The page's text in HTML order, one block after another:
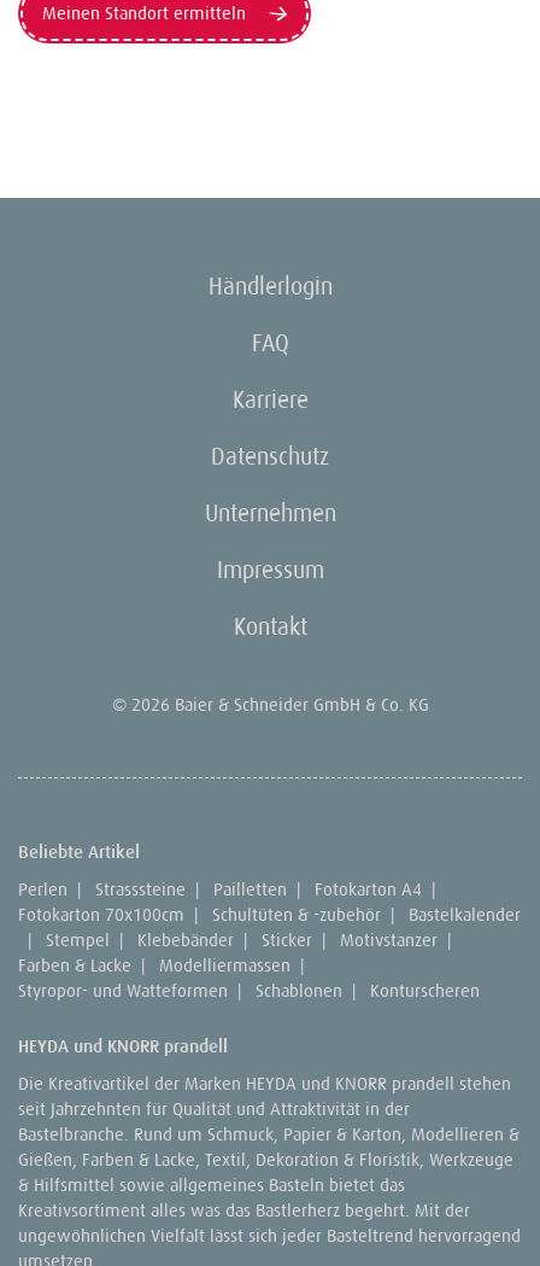
Meinen Standort ermitteln
Händlerlogin
FAQ
Karriere
Datenschutz
Unternehmen
Impressum
Kontakt
© 2026 Baier & Schneider GmbH & Co. KG
Beliebte Artikel
Perlen | Strasssteine | Pailletten | Fotokarton A4 |
Fotokarton 70x100cm | Schultüten & -zubehör |
Bastelkalender
|
Stempel | Klebebänder | Sticker | Motivstanzer |
Farben & Lacke | Modelliermassen |
Styropor- und Watteformen | Schablonen | Konturscheren
HEYDA und KNORR prandell
Die Kreativartikel der Marken HEYDA und KNORR prandell stehen
seit Jahrzehnten für Qualität und Attraktivität in der
Bastelbranche. Rund um Schmuck, Papier & Karton, Modellieren &
Gießen, Farben & Lacke, Textil, Dekoration & Floristik, Werkzeuge
& Hilfsmittel sowie allgemeines Basteln bietet das
Kreativsortiment alles was das Bastlerherz begehrt. Mit der
ungewöhnlichen Vielfalt lässt sich jeder Basteltrend hervorragend
umsetzen.